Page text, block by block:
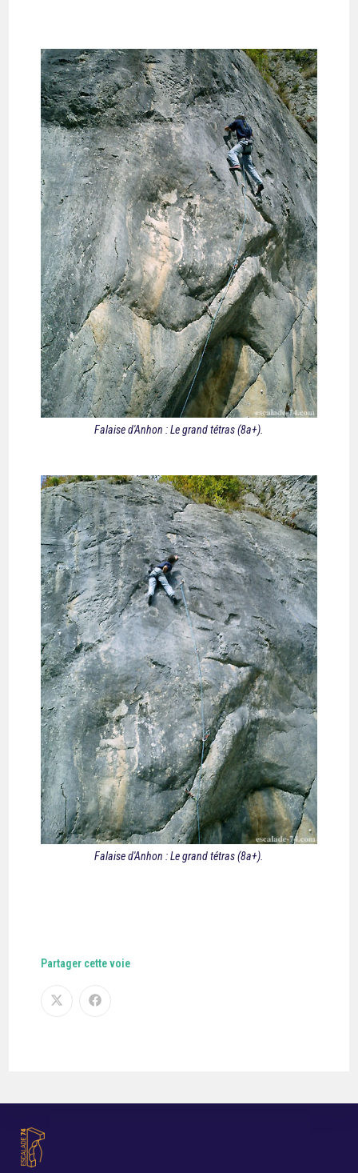
Falaise d'Anhon : Le grand tétras (8a+).
Falaise d'Anhon : Le grand tétras (8a+).
Partager cette voie